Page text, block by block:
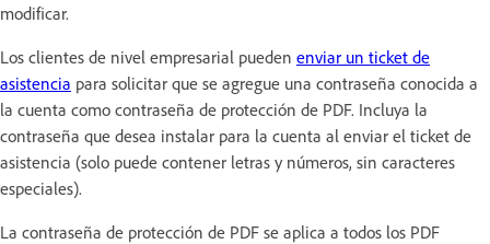
modificar.
Los clientes de nivel empresarial pueden enviar un ticket de
asistencia para solicitar que se agregue una contraseña conocida a
la cuenta como contraseña de protección de PDF. Incluya la
contraseña que desea instalar para la cuenta al enviar el ticket de
asistencia (solo puede contener letras y números, sin caracteres
especiales).
La contraseña de protección de PDF se aplica a todos los PDF